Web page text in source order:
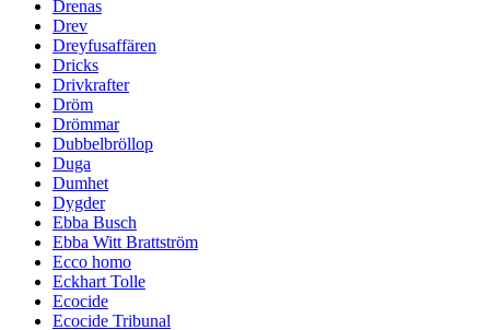
Drenas
Drev
Dreyfusaffären
Dricks
Drivkrafter
Dröm
Drömmar
Dubbelbröllop
Duga
Dumhet
Dygder
Ebba Busch
Ebba Witt Brattström
Ecco homo
Eckhart Tolle
Ecocide
Ecocide Tribunal